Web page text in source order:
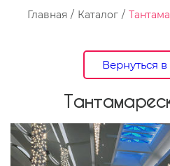
Портфолио
Главная Каталог
Вернуться в